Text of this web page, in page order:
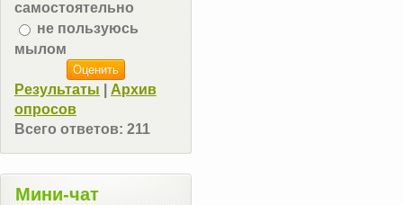
самостоятельно
не пользуюсь
мылом
Результаты
Архив
опросов
Всего ответов: 211
Мини-чат